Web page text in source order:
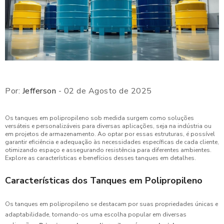
Por: Jefferson - 02 de Agosto de 2025
Os tanques em polipropileno sob medida surgem como soluções
versáteis e personalizáveis para diversas aplicações, seja na indústria ou
em projetos de armazenamento. Ao optar por essas estruturas, é possível
garantir eficiência e adequação às necessidades específicas de cada cliente,
otimizando espaço e assegurando resistência para diferentes ambientes.
Explore as características e benefícios desses tanques em detalhes.
Características dos Tanques em Polipropileno
Os tanques em polipropileno se destacam por suas propriedades únicas e
adaptabilidade, tornando-os uma escolha popular em diversas